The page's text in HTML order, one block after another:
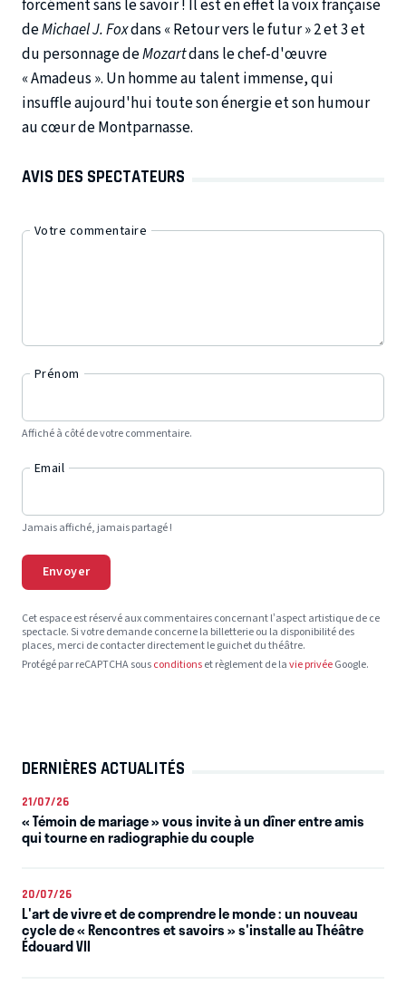
forcément sans le savoir ! Il est en effet la voix française
deMichael J. Foxdans « Retour vers le futur » 2 et 3 et
du personnage deMozartdans le chef-d'œuvre
« Amadeus ». Un homme au talent immense, qui
insuffle aujourd'hui toute son énergie et son humour
au cœur de Montparnasse.
AVIS DES SPECTATEURS
Votre commentaire
Prénom
Affiché à côté de votre commentaire.
Email
Jamais affiché, jamais partagé !
Envoyer
Cet espace est réservé aux commentaires concernant l’aspect artistique de ce
spectacle. Si votre demande concerne la billetterie ou la disponibilité des
places, merci de contacter directement le guichet du théâtre.
Protégé par reCAPTCHA sousconditionset règlement de lavie privéeGoogle.
DERNIÈRES ACTUALITÉS
21/07/26
« Témoin de mariage » vous invite à un dîner entre amis
qui tourne en radiographie du couple
20/07/26
L'art de vivre et de comprendre le monde : un nouveau
cycle de « Rencontres et savoirs » s'installe au Théâtre
Édouard VII